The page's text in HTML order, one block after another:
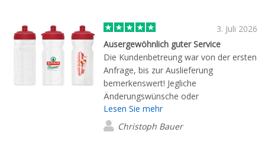
3. Juli 2026
Ausergewöhnlich guter Service
Die Kundenbetreung war von der ersten
Anfrage, bis zur Auslieferung
bemerkenswert! Jegliche
Änderungswünsche oder
Beratungsanfragen wurden sofort
konpetent und schnell gelöst und
beantwortet!
Lesen Sie mehr
Christoph Bauer